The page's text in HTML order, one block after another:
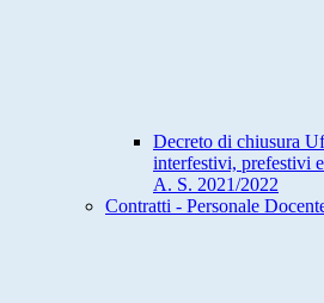
Decreto di chiusura
interfestivi, prefestivi
A. S. 2021/2022
Contratti - Personale